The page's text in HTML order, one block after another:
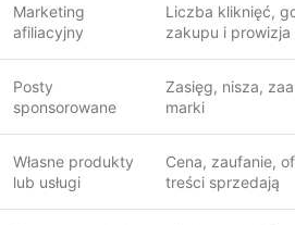
Marketing
afiliacyjny
Liczba kliknięć,
zakupu i
Posty
sponsorowane
Zasięg, nisza,
marki
Własne produkty
lub usługi
Cena, zaufanie,
treści sprzedają